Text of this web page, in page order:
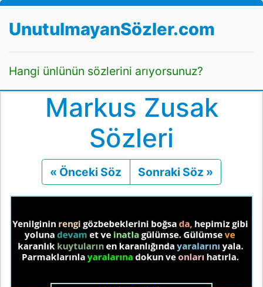
UnutulmayanSözler.com
Hangi ünlünün sözlerini arıyorsunuz?
Markus Zusak
Sözleri
« Önceki Söz Önceki
Sonraki Söz »